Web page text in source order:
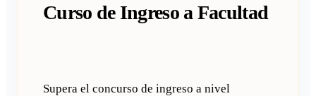
Curso de Ingreso a Facultad
Supera el concurso de ingreso a nivel